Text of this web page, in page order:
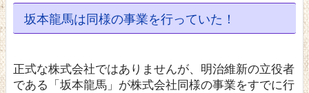
坂本龍馬は同様の事業を行っていた！
正式な株式会社ではありませんが、明治維新の立役者
である「坂本龍馬」が株式会社同様の事業をすでに行